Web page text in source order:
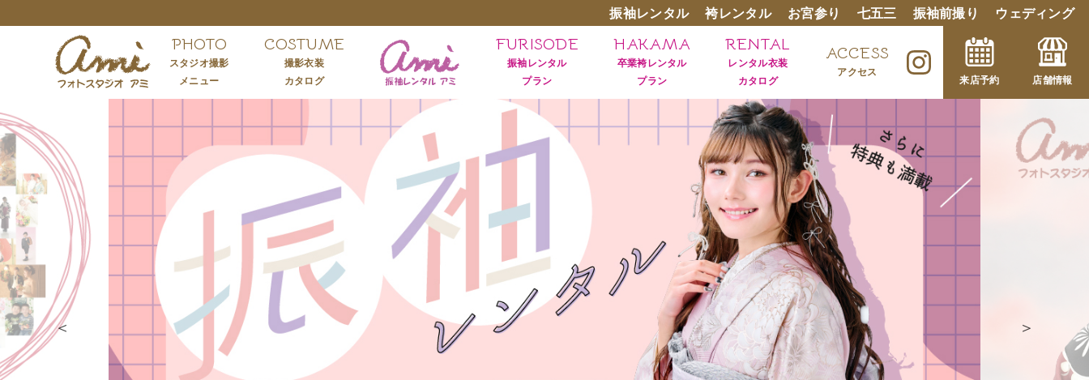
振袖レンタル 袴レンタル お宮参り 七五三 振袖前撮り ウェディング
PHOTO
スタジオ撮影
メニュー
COSTUME
撮影衣装
カタログ
FURISODE
振袖レンタル
プラン
HAKAMA
卒業袴レンタル
プラン
RENTAL
レンタル衣装
カタログ
ACCESS
アクセス
来店予約 店舗情報